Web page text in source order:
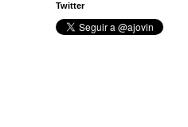
Twitter